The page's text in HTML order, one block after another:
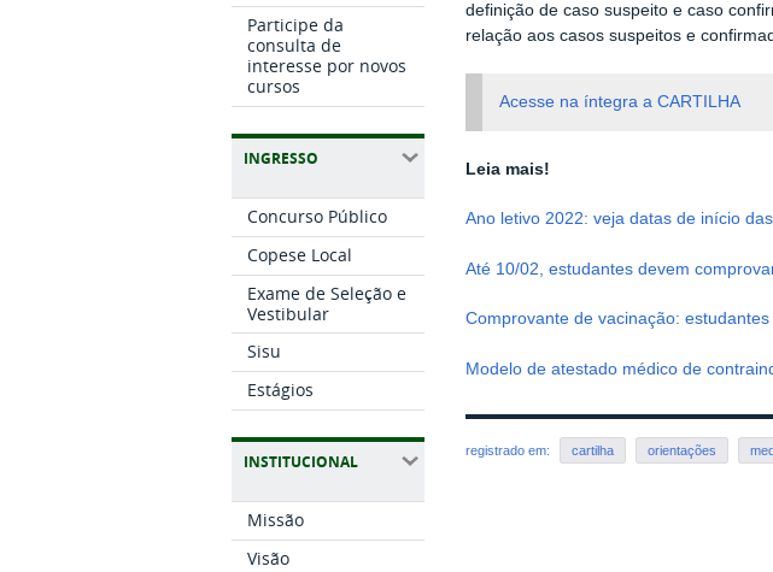
Participe da
consulta de
interesse por novos
cursos
INGRESSO
Concurso Público
Copese Local
Exame de Seleção e
Vestibular
Sisu
Estágios
INSTITUCIONAL
Missão
Visão
definição de caso suspeito e caso
relação aos casos suspeitos e
Acesse na íntegra a CARTILHA
Leia mais!
Ano letivo 2022: veja datas de início
Até 10/02, estudantes devem
Comprovante de vacinação:
Modelo de atestado médico de
registrado em: cartilha orientações